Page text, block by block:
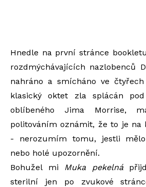
Hnedle na první stránce
rozdmýchávajících nazlobenců
nahráno a smícháno ve
klasický oktet zla splácán
oblíbeného Jima Morrise,
politováním oznámit, že to je na
- nerozumím tomu, jestli
nebo holé upozornění.
Bohužel mi Muka pekelná
sterilní jen po zvukové